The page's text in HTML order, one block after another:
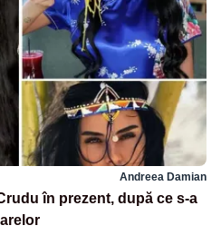
Andreea Damian
în prezent, după ce s-a